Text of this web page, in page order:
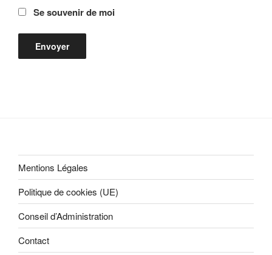
Se souvenir de moi
Mentions Légales
Politique de cookies (UE)
Conseil d’Administration
Contact